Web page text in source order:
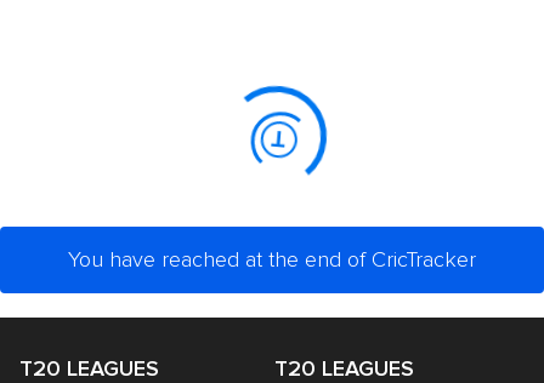
You have reached at the end of CricTracker
T20 LEAGUES T20 LEAGUES